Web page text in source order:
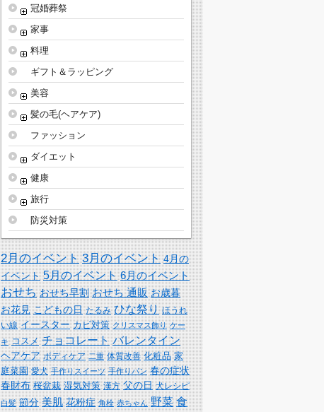
冠婚葬祭
家事
料理
ギフト＆ラッピング
美容
髪の毛(ヘアケア)
ファッション
ダイエット
健康
旅行
防災対策
2月のイベント 3月のイベント 4月の
イベント 5月のイベント 6月のイベント
おせち おせち早割 おせち 通販 お歳暮
お花見 こどもの日 たるみ ひな祭り ほうれ
い線 イースター カビ対策 クリスマス飾り ケー
キ コスメ チョコレート バレンタイン
ヘアケア ボディケア 二重 体質改善 化粧品 家
庭菜園 愛犬 手作りスイーツ 手作りパン 春の症状
春財布 桜盆栽 湿気対策 漢方 父の日 犬レシピ
白髪 節分 美肌 花粉症 角栓 赤ちゃん 野菜 食